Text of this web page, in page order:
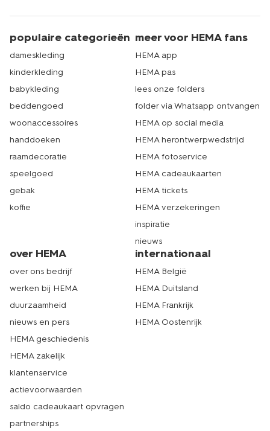
populaire categorieën
dameskleding
kinderkleding
babykleding
beddengoed
woonaccessoires
handdoeken
raamdecoratie
speelgoed
gebak
koffie
meer voor HEMA fans
HEMA app
HEMA pas
lees onze folders
folder via Whatsapp ontvangen
HEMA op social media
HEMA herontwerpwedstrijd
HEMA fotoservice
HEMA cadeaukaarten
HEMA tickets
HEMA verzekeringen
inspiratie
nieuws
over HEMA
over ons bedrijf
werken bij HEMA
duurzaamheid
nieuws en pers
HEMA geschiedenis
HEMA zakelijk
klantenservice
actievoorwaarden
saldo cadeaukaart opvragen
partnerships
internationaal
HEMA België
HEMA Duitsland
HEMA Frankrijk
HEMA Oostenrijk